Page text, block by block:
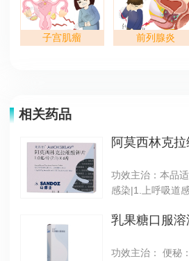
子宫肌瘤 前列腺炎
相关药品
阿莫西林克
功效主治：本品
感染|1.上呼吸道
乳果糖口服溶
功效主治： 便秘